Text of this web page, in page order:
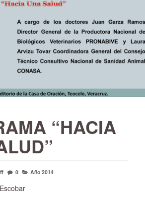
“HACIA
0 Año 2014